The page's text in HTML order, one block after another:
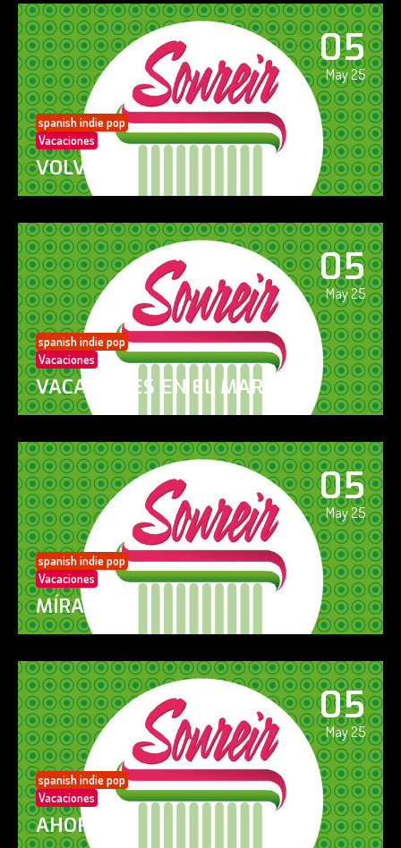
05
May 25
spanish indie pop
Vacaciones
VOLVERÁS
05
May 25
spanish indie pop
Vacaciones
VACACIONES EN EL MAR
05
May 25
spanish indie pop
Vacaciones
MÍRAME
05
May 25
spanish indie pop
Vacaciones
AHORA SÍ!